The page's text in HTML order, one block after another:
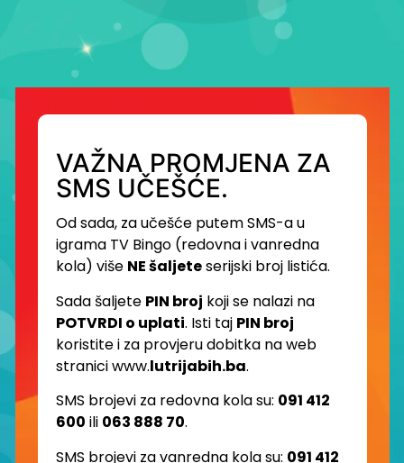
VAŽNA PROMJENA ZA
SMS UČEŠĆE.
Od sada, za učešće putem SMS-a u
igrama TV Bingo (redovna i vanredna
kola) više NE šaljeteserijski broj listića.
Sada šaljete PIN broj koji se nalazi na
POTVRDI o uplati. Isti taj PIN broj
koristite i za provjeru dobitka na web
stranici www.lutrijabih.ba.
SMS brojevi za redovna kola su: 091 412
600 ili 063 888 70.
SMS brojevi za vanredna kola su: 091 412